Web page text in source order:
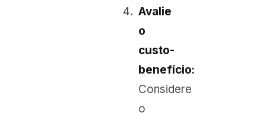
Avalie
o
custo-
benefício:
Considere
o